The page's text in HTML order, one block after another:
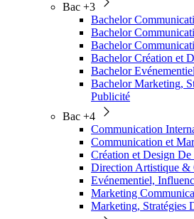
Bac +3
Bachelor
Bachelor
Bachelor
Bachelor Création et
Bachelor
Bachelor Marketing,
Publicité
Bac +4
Communication
Communication et
Création et Design
Direction Artistique &
Evénementiel,
Marketing
Marketing, Stratégies